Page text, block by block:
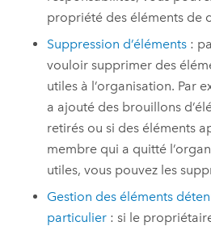
propriété des éléments de
Suppression d’éléments :
vouloir supprimer des
utiles à l’organisation. Par
a ajouté des brouillons
retirés ou si des éléments
membre qui a quitté
utiles, vous pouvez les
Gestion des éléments
particulier : si le